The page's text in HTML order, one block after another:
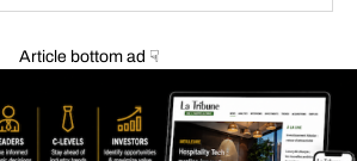
Article bottom ad ☟